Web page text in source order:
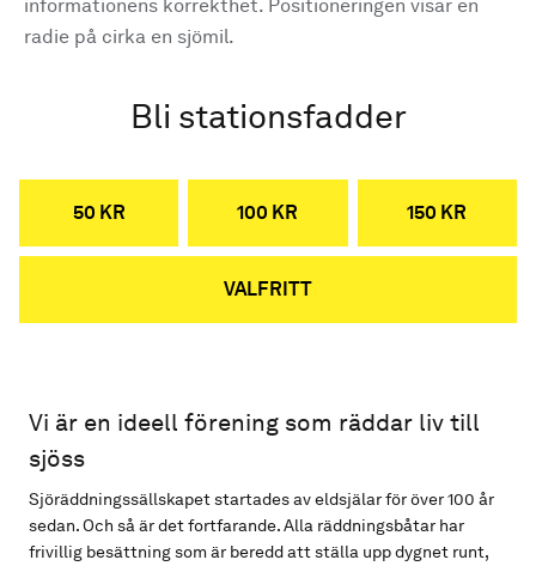
informationens korrekthet. Positioneringen visar en
radie på cirka en sjömil.
Bli stationsfadder
50 KR 100 KR 150 KR
VALFRITT
Vi är en ideell förening som räddar liv till
sjöss
Sjöräddningssällskapet startades av eldsjälar för över 100 år
sedan. Och så är det fortfarande. Alla räddningsbåtar har
frivillig besättning som är beredd att ställa upp dygnet runt,